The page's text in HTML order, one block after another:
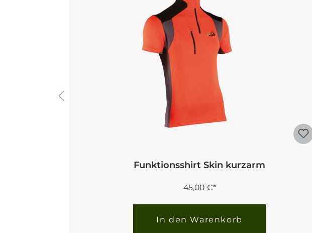
Funktionsshirt Skin kurzarm
45,00 €*
In den Warenkorb